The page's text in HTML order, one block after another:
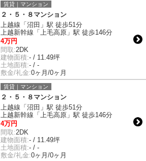
賃貸｜マンション
２・５・８マンション
上越線「沼田」駅 徒歩51分
上越新幹線「上毛高原」駅 徒歩146分
4万円
間取:2DK
建物面積:- / 11.49坪
土地面積:- / -
敷金/礼金:0ヶ月/0ヶ月
賃貸｜マンション
２・５・８マンション
上越線「沼田」駅 徒歩51分
上越新幹線「上毛高原」駅 徒歩146分
4万円
間取:2DK
建物面積:- / 11.49坪
土地面積:- / -
敷金/礼金:0ヶ月/0ヶ月